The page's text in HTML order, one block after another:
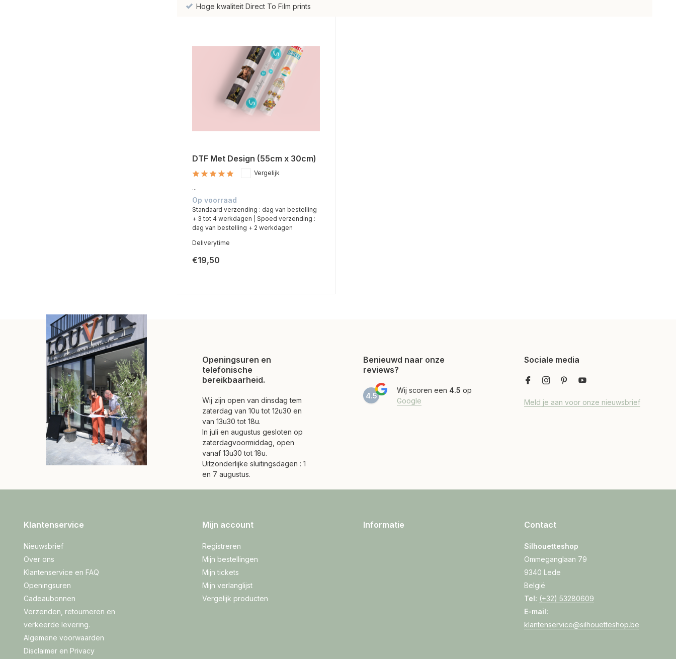
Hoge kwaliteit Direct To Film prints
DTF Met Design (55cm x 30cm)
Vergelijk
...
Op voorraad
Standaard verzending : dag van bestelling
+ 3 tot 4 werkdagen | Spoed verzending :
dag van bestelling + 2 werkdagen
Deliverytime
€19,50
Openingsuren en
telefonische
bereikbaarheid.
Wij zijn open van dinsdag tem
zaterdag van 10u tot 12u30 en
van 13u30 tot 18u.
In juli en augustus gesloten op
zaterdagvoormiddag, open
vanaf 13u30 tot 18u.
Uitzonderlijke sluitingsdagen : 1
en 7 augustus.
Benieuwd naar onze
reviews?
4.5
Wij scoren een 4.5 op
Google
Sociale media
Meld je aan voor onze nieuwsbrief
Klantenservice
Nieuwsbrief
Over ons
Klantenservice en FAQ
Openingsuren
Cadeaubonnen
Verzenden, retourneren en
verkeerde levering.
Algemene voorwaarden
Disclaimer en Privacy
Mijn account
Registreren
Mijn bestellingen
Mijn tickets
Mijn verlanglijst
Vergelijk producten
Informatie Contact
Silhouetteshop
Ommeganglaan 79
9340 Lede
België
Tel: (+32) 53280609
E-mail:
klantenservice@silhouetteshop.be